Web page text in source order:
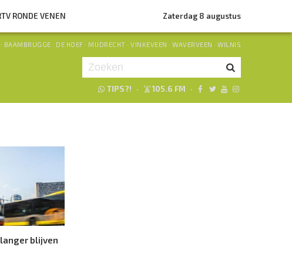
RONDE VENEN Zaterdag 8 augustus
· BAAMBRUGGE · DE HOEF · MIJDRECHT · VINKEVEEN · WAVERVEEN · WILNIS
TIPS?! · 105.6 FM ·
blijven